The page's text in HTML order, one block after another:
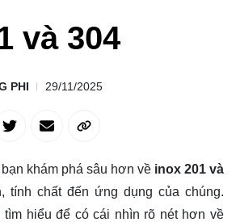
và 304
PHI 29/11/2025
khám phá sâu hơn về inox 201 và
tính chất đến ứng dụng của chúng.
tìm hiểuđể có cái nhìn rõ nét hơn về